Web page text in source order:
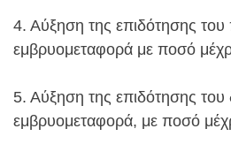
4. Αύξηση της επιδότησης
εμβρυομεταφορά με ποσό
5. Αύξηση της επιδότησης του
εμβρυομεταφορά, με ποσό